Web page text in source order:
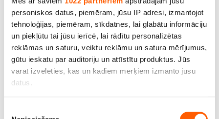
personiskos datus, piemēram, jūsu IP adresi, izmantojot
tehnoloģijas, piemēram, sīkdatnes, lai glabātu informāciju
un piekļūtu tai jūsu ierīcē, lai rādītu personalizētas
reklāmas un saturu, veiktu reklāmu un satura mērījumus,
gūtu ieskatu par auditoriju un attīstītu produktus. Jūs
varat izvēlēties, kas un kādiem mērķiem izmanto jūsu
datus.
Cena līdz: 2,087.43€ *
SALE